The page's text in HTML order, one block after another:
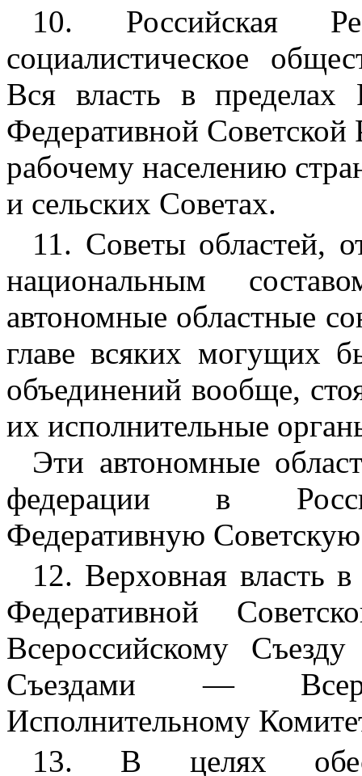
10. Российская
социалистическое
Вся власть в пределах
Федеративной
рабочему населению
и сельских Советах.
11. Советы областей,
национальным
автономные областные
главе всяких могущих
объединений вообще,
их исполнительные
Эти автономные
федерации в
Федеративную
12. Верховная власть
Федеративной
Всероссийскому
Съездами —
Исполнительному
13. В целях